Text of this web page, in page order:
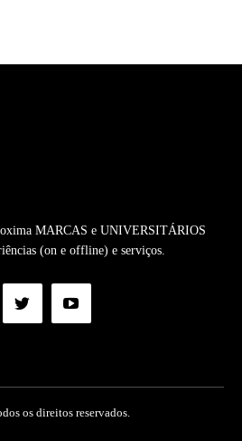
MARCAS e UNIVERSITÁRIOS
(on e offline) e serviços.
os direitos reservados.